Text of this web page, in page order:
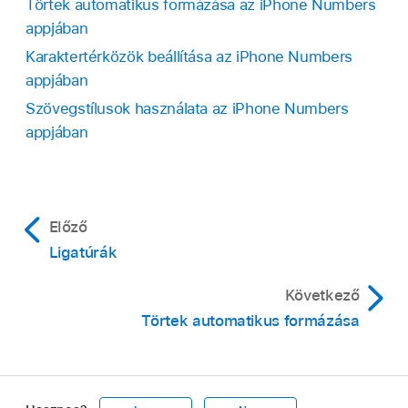
Koppintson az Automatikus javítás lehetőségre.
Kapcsolja be a Számutótagok elemet, majd
koppintson a képernyő tetején lévő Kész
gombra.
Törtek automatikus formázása az iPhone Numbers
appjában
Karaktertérközök beállítása az iPhone Numbers
appjában
Szövegstílusok használata az iPhone Numbers
appjában
Előző
Ligatúrák
Következő
Törtek automatikus formázása